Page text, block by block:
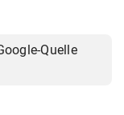
Quelle